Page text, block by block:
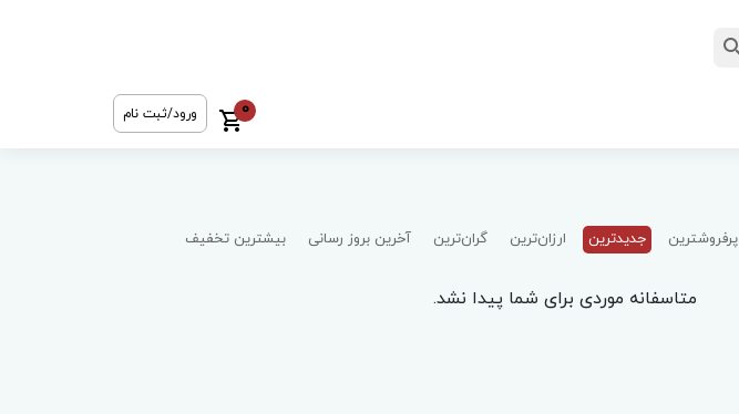
0 ورود/ثبت نام
پرفروشترین جدیدترین ارزان‌ترین گران‌ترین آخرین بروز رسانی بیشترین تخفیف
متاسفانه موردی برای شما پیدا نشد.